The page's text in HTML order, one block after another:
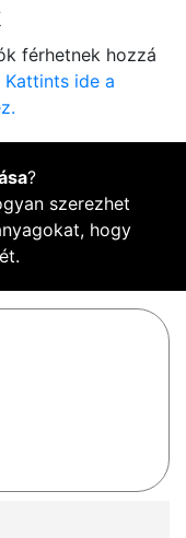
férhetnek hozzá
Kattints ide a
?
szerezhet
hogy